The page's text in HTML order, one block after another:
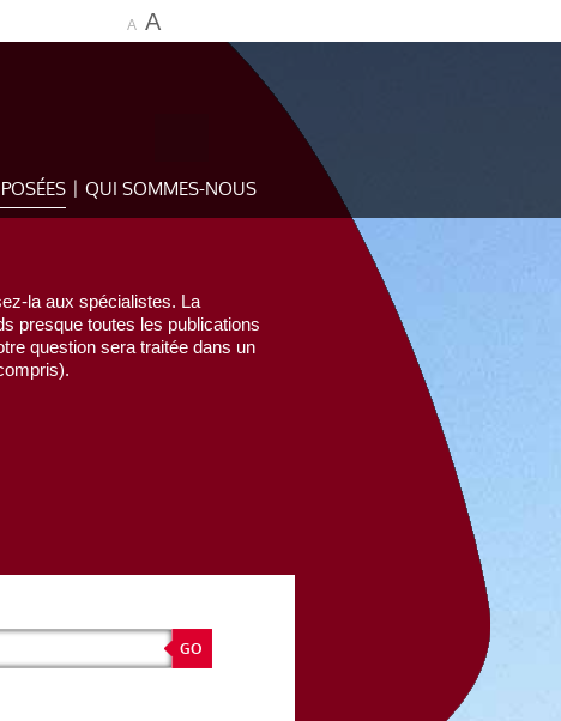
A A
QUI SOMMES-NOUS
la aux spécialistes. La
presque toutes les publications
question sera traitée dans un